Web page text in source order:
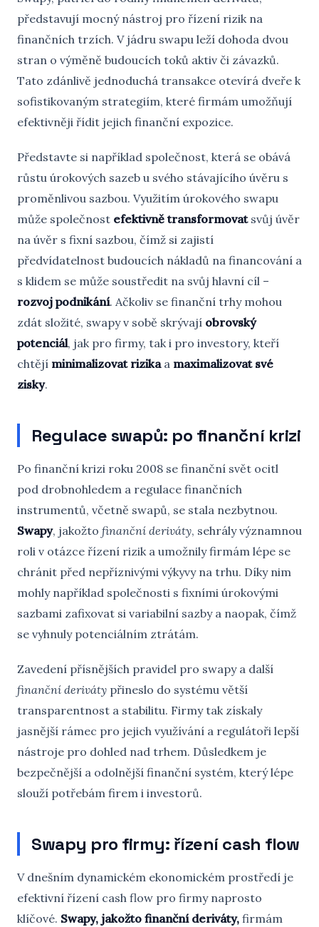
představují mocný nástroj pro řízení rizik na
finančních trzích. V jádru swapu leží dohoda dvou
stran o výměně budoucích toků aktiv či závazků.
Tato zdánlivě jednoduchá transakce otevírá dveře k
sofistikovaným strategiím, které firmám umožňují
efektivněji řídit jejich finanční expozice.
Představte si například společnost, která se obává
růstu úrokových sazeb u svého stávajícího úvěru s
proměnlivou sazbou. Využitím úrokového swapu
může společnost efektivně transformovatsvůj úvěr
na úvěr s fixní sazbou, čímž si zajistí
předvídatelnost budoucích nákladů na financování a
s klidem se může soustředit na svůj hlavní cíl –
rozvoj podnikání. Ačkoliv se finanční trhy mohou
zdát složité, swapy v sobě skrývají obrovský
potenciál, jak pro firmy, tak i pro investory, kteří
chtějí minimalizovat rizikaa maximalizovat své
zisky.
Regulace swapů: po finanční krizi
Po finanční krizi roku 2008 se finanční svět ocitl
pod drobnohledem a regulace finančních
instrumentů, včetně swapů, se stala nezbytnou.
Swapy, jakožto finanční deriváty, sehrály významnou
roli v otázce řízení rizik a umožnily firmám lépe se
chránit před nepříznivými výkyvy na trhu. Díky nim
mohly například společnosti s fixními úrokovými
sazbami zafixovat si variabilní sazby a naopak, čímž
se vyhnuly potenciálním ztrátám.
Zavedení přísnějších pravidel pro swapy a další
finanční deriváty přineslo do systému větší
transparentnost a stabilitu. Firmy tak získaly
jasnější rámec pro jejich využívání a regulátoři lepší
nástroje pro dohled nad trhem. Důsledkem je
bezpečnější a odolnější finanční systém, který lépe
slouží potřebám firem i investorů.
Swapy pro firmy: řízení cash flow
V dnešním dynamickém ekonomickém prostředí je
efektivní řízení cash flow pro firmy naprosto
klíčové. Swapy, jakožto finanční deriváty, firmám